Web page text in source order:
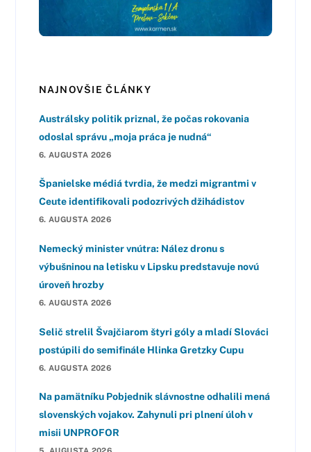
NAJNOVŠIE ČLÁNKY
Austrálsky politik priznal, že počas rokovania
odoslal správu „moja práca je nudná“
6. AUGUSTA 2026
Španielske médiá tvrdia, že medzi migrantmi v
Ceute identifikovali podozrivých džihádistov
6. AUGUSTA 2026
Nemecký minister vnútra: Nález dronu s
výbušninou na letisku v Lipsku predstavuje novú
úroveň hrozby
6. AUGUSTA 2026
Selič strelil Švajčiarom štyri góly a mladí Slováci
postúpili do semifinále Hlinka Gretzky Cupu
6. AUGUSTA 2026
Na pamätníku Pobjednik slávnostne odhalili mená
slovenských vojakov. Zahynuli pri plnení úloh v
misii UNPROFOR